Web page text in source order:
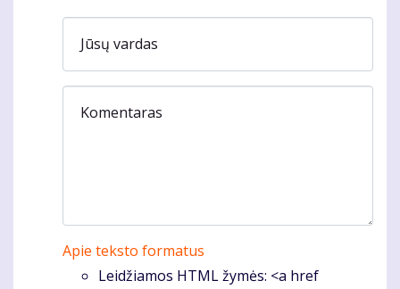
Jūsų vardas
Komentaras
Apie teksto formatus
Leidžiamos HTML žymės: <a href